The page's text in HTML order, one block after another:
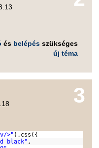
és belépés szükséges
új téma
3
>" ).css({
black" ,